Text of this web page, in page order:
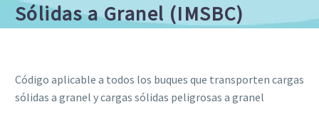
Sólidas a Granel (IMSBC)
Código aplicable a todos los buques que transporten cargas
sólidas a granel y cargas sólidas peligrosas a granel